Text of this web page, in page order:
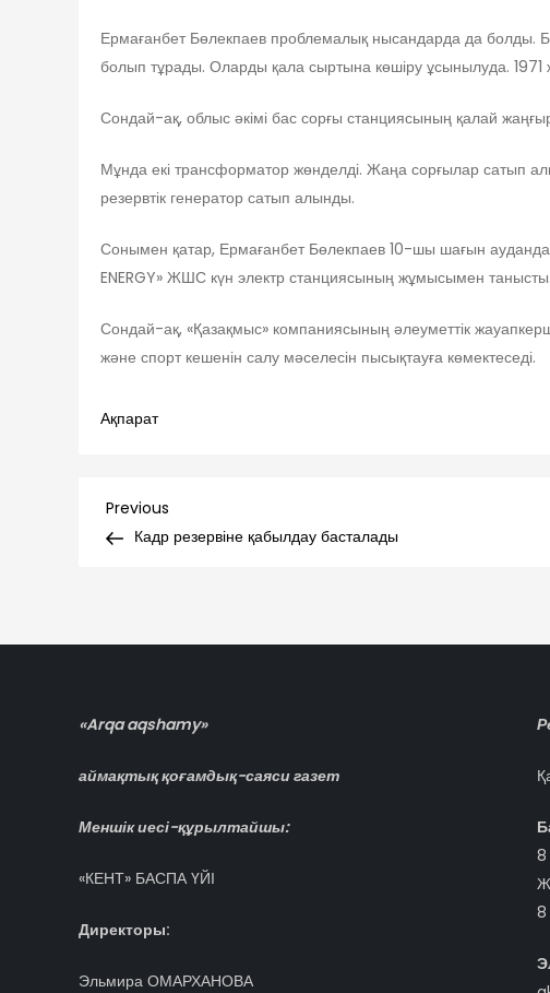
Ермағанбет Бөлекпаев проблемалық нысандарда да болды.
болып тұрады. Оларды қала сыртына көшіру ұсынылуда. 1971
Сондай-ақ, облыс әкімі бас сорғы станциясының қалай
Мұнда екі трансформатор жөнделді. Жаңа сорғылар сатып
резервтік генератор сатып алынды.
Сонымен қатар, Ермағанбет Бөлекпаев 10-шы шағын
ENERGY» ЖШС күн электр станциясының жұмысымен танысты.
Сондай-ақ, «Қазақмыс» компаниясының әлеуметтік
және спорт кешенін салу мәселесін пысықтауға көмектеседі.
Ақпарат
Навигация
Previous
Post
Previous
Кадр резервіне қабылдау басталады
«Arqa aqshamy»
аймақтық қоғамдық-саяси газет
Меншік иесі-құрылтайшы:
«КЕНТ» БАСПА ҮЙІ
Директоры:
Эльмира ОМАРХАНОВА
8